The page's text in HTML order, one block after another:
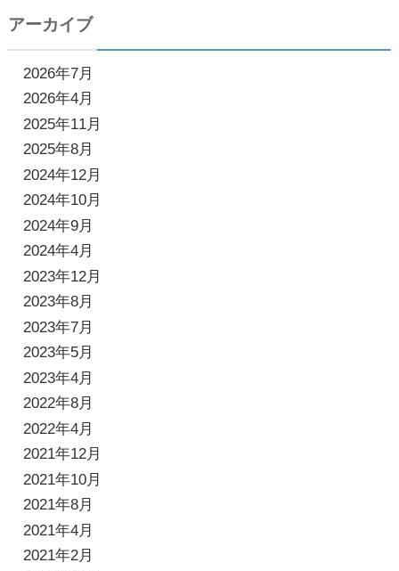
アーカイブ
2026年7月
2026年4月
2025年11月
2025年8月
2024年12月
2024年10月
2024年9月
2024年4月
2023年12月
2023年8月
2023年7月
2023年5月
2023年4月
2022年8月
2022年4月
2021年12月
2021年10月
2021年8月
2021年4月
2021年2月